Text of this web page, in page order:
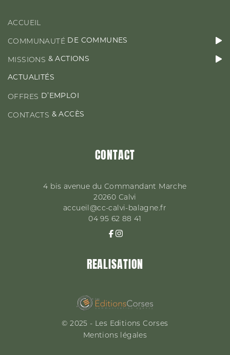
OFFRES
ACCUEIL
COMMUNAUTÉ DE COMMUNES
MISSIONS & ACTIONS
ACTUALITÉS
OFFRES D’EMPLOI
CONTACTS & ACCÈS
CONTACT
4 bis avenue du Commandant Marche
20260 Calvi
accueil@cc-calvi-balagne.fr
04 95 62 88 41
REALISATION
© 2025 - Les Editions Corses
Mentions légales